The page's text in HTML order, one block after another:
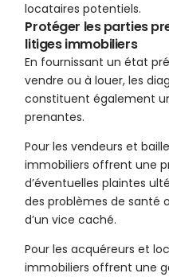
locataires potentiels.
Protéger les parties
litiges immobiliers
En fournissant un état
vendre ou à louer, les
constituent également
prenantes.
Pour les vendeurs et
immobiliers offrent une
d’éventuelles plaintes
des problèmes de santé
d’un vice caché.
Pour les acquéreurs et
immobiliers offrent une